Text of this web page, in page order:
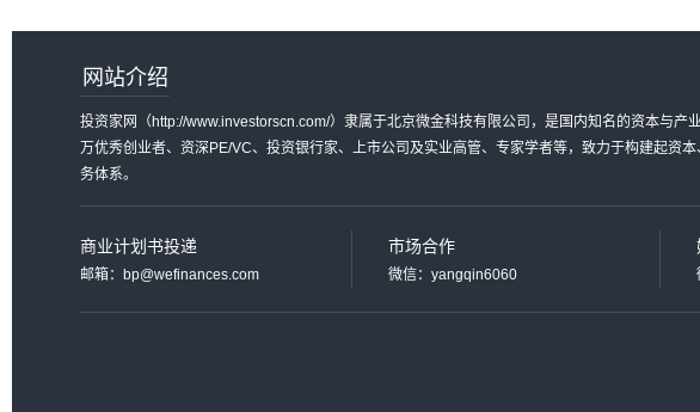
网站介绍
投资家网（http://www.investorscn.com/）隶属于北京微金科技有限公司，是国内知名的资本与产
万优秀创业者、资深PE/VC、投资银行家、上市公司及实业高管、专家学者等，致力于构建起资
务体系。
商业计划书投递
邮箱：bp@wefinances.com
市场合作
微信：yangqin6060